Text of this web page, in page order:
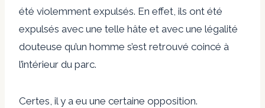
été violemment expulsés. En effet, ils ont été
expulsés avec une telle hâte et avec une légalité
douteuse qu’un homme s’est retrouvé coincé à
l’intérieur du parc.
Certes, il y a eu une certaine opposition.